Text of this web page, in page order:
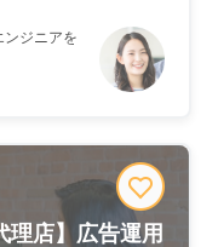
ンジニアを
理店】広告運用